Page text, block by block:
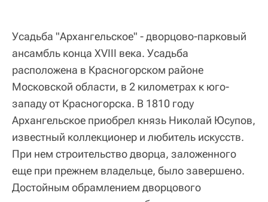
Усадьба "Архангельское" - дворцово-парковый
ансамбль конца XVIII века. Усадьба
расположена в Красногорском районе
Московской области, в 2 километрах к юго-
западу от Красногорска. В 1810 году
Архангельское приобрел князь Николай Юсупов,
известный коллекционер и любитель искусств.
При нем строительство дворца, заложенного
еще при прежнем владельце, было завершено.
Достойным обрамлением дворцового